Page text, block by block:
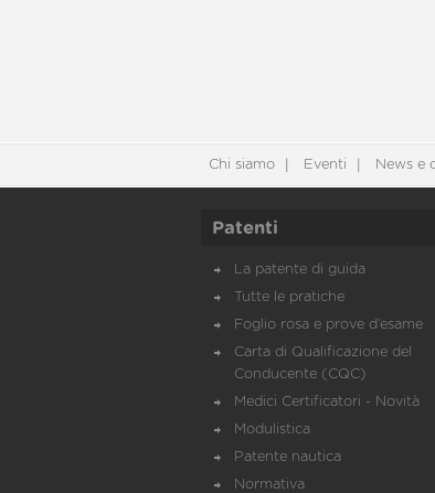
Chi siamo Eventi News e
Patenti
La patente di guida
Tutte le pratiche
Foglio rosa e prove d’esame
Carta di Qualificazione del
Conducente (CQC)
Medici Certificatori - Novità
Modulistica
Patente nautica
Normativa